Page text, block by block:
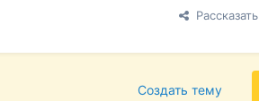
Рассказать
Создать тему